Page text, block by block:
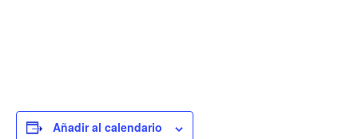
Añadir al calendario